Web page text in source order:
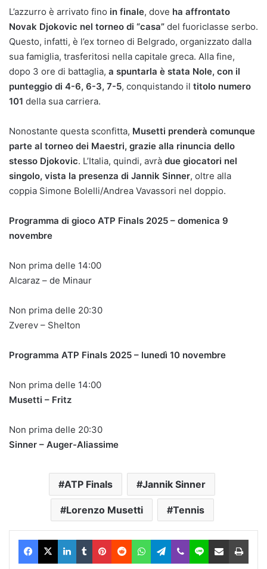
L’azzurro è arrivato fino in finale, dove ha affrontato
Novak Djokovic nel torneo di “casa” del fuoriclasse serbo.
Questo, infatti, è l’ex torneo di Belgrado, organizzato dalla
sua famiglia, trasferitosi nella capitale greca. Alla fine,
dopo 3 ore di battaglia, a spuntarla è stata Nole, con il
punteggio di 4-6, 6-3, 7-5, conquistando il titolo numero
101 della sua carriera.
Nonostante questa sconfitta, Musetti prenderà comunque
parte al torneo dei Maestri, grazie alla rinuncia dello
stesso Djokovic. L’Italia, quindi, avrà due giocatori nel
singolo, vista la presenza di Jannik Sinner, oltre alla
coppia Simone Bolelli/Andrea Vavassori nel doppio.
Programma di gioco ATP Finals 2025 – domenica 9
novembre
Non prima delle 14:00
Alcaraz – de Minaur
Non prima delle 20:30
Zverev – Shelton
Programma ATP Finals 2025 – lunedì 10 novembre
Non prima delle 14:00
Musetti – Fritz
Non prima delle 20:30
Sinner – Auger-Aliassime
ATP Finals Jannik Sinner
Lorenzo Musetti Tennis
Facebook
X LinkedIn
TumblrPinterest
RedditWhatsAppTelegram
ViberLine Condividi via Email